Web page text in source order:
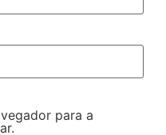
para a